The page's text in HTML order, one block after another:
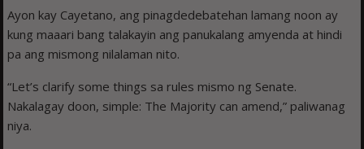
Ayon kay Cayetano, ang pinagdedebatehan lamang noon ay
kung maaari bang talakayin ang panukalang amyenda at hindi
pa ang mismong nilalaman nito.
“Let’s clarify some things sa rules mismo ng Senate.
Nakalagay doon, simple: The Majority can amend,” paliwanag
niya.